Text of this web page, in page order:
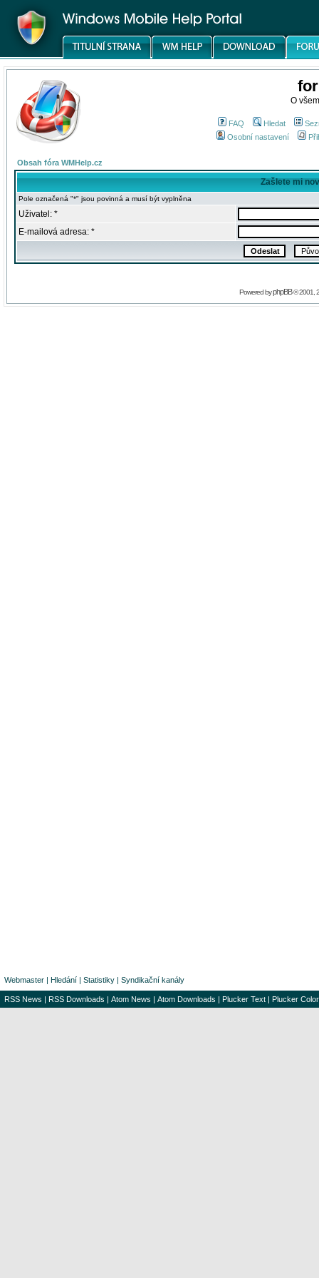
O
FAQ Hledat
Osobní nastavení
Obsah fóra WMHelp.cz
Zašlete mi
Pole označená "*" jsou povinná a musí být vyplněna
Uživatel: *
E-mailová adresa: *
Powered byphpBB© 2001,
Webmaster | Hledání | Statistiky | Syndikační kanály
RSS News | RSS Downloads | Atom News | Atom Downloads | Plucker Text | Plucker Color